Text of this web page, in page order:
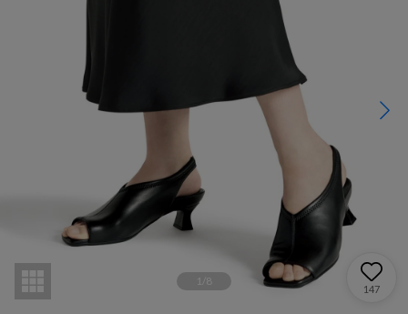
1 8
147